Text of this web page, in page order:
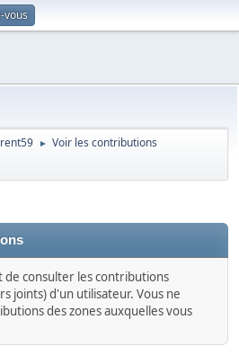
vous
► Voir les contributions
consulter les contributions
joints) d'un utilisateur. Vous ne
des zones auxquelles vous